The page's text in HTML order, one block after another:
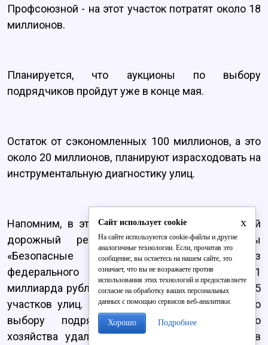
Профсоюзной - на этот участок потратят около 18
миллионов.
Планируется, что аукционы по выбору
подрядчиков пройдут уже в конце мая.
Остаток от сэкономленных 100 миллионов, а это
около 20 миллионов, планируют израсходовать на
инструментальную диагностику улиц.
Напомним, в этом году город ждёт небывалый
дорожный ремонт. В рамках программы
«Безопасные и качественные дороги» из
федерального бюджета выделили более 1
миллиарда рублей - на них произведут ремонт 55
участков улиц. В ходе конкурсных процедур по
выбору подрядчика Дирекции дорожного
хозяйства удалось сэкономить 100 миллионов
x
Сайт использует cookie
На сайте используются cookie-файлы и другие
аналогичные технологии. Если, прочитав это
сообщение, вы остаетесь на нашем сайте, это
означает, что вы не возражаете против
использования этих технологий и предоставляете
согласие на обработку ваших персональных
данных с помощью сервисов веб-аналитики.
Хорошо Подробнее